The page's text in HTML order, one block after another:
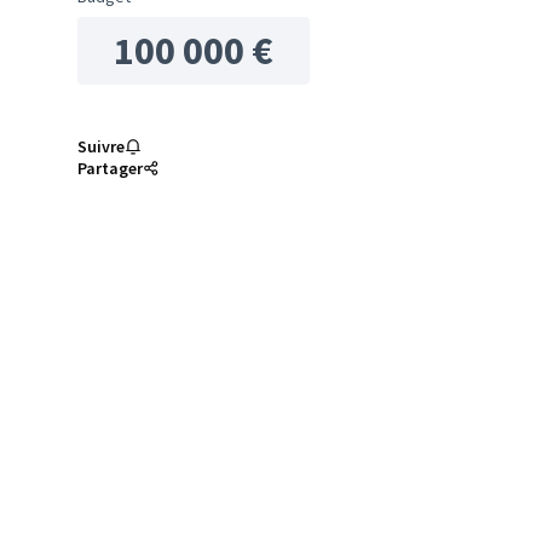
100 000 €
Suivre
Partager